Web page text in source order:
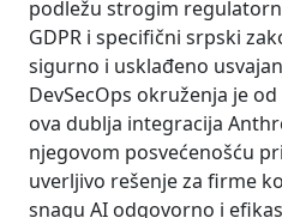
podležu strogim
GDPR i specifični srpski
sigurno i usklađeno
DevSecOps okruženja je
ova dublja integracija
njegovom posvećenošću
uverljivo rešenje za firme
snagu AI odgovorno i